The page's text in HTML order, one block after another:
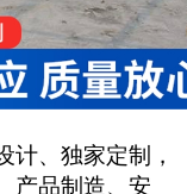
计、独家定制，
产品制造、安